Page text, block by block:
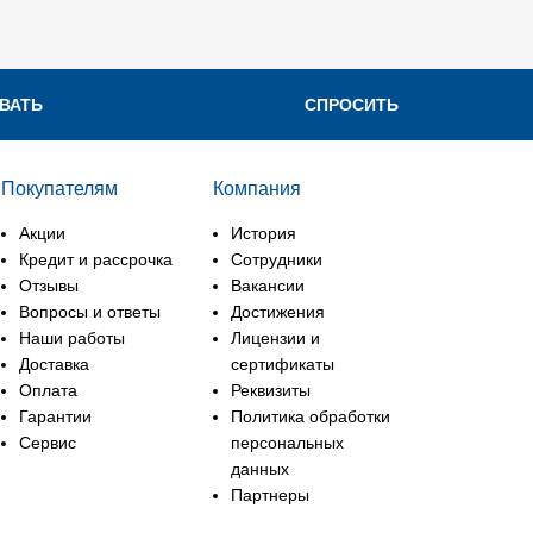
СПРОСИТЬ
Покупателям
Акции
Кредит и рассрочка
Отзывы
Вопросы и ответы
Наши работы
Доставка
Оплата
Гарантии
Сервис
Компания
История
Сотрудники
Вакансии
Достижения
Лицензии и
сертификаты
Реквизиты
Политика обработки
персональных
данных
Партнеры